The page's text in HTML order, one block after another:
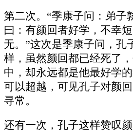
第二次。“季康子问：弟子
曰：有颜回者好学，不幸
无。”这次是季康子问，孔
样，虽然颜回都已经死了
中，却永远都是他最好学
可以超越，可见孔子对颜
寻常。
还有一次，孔子这样赞叹